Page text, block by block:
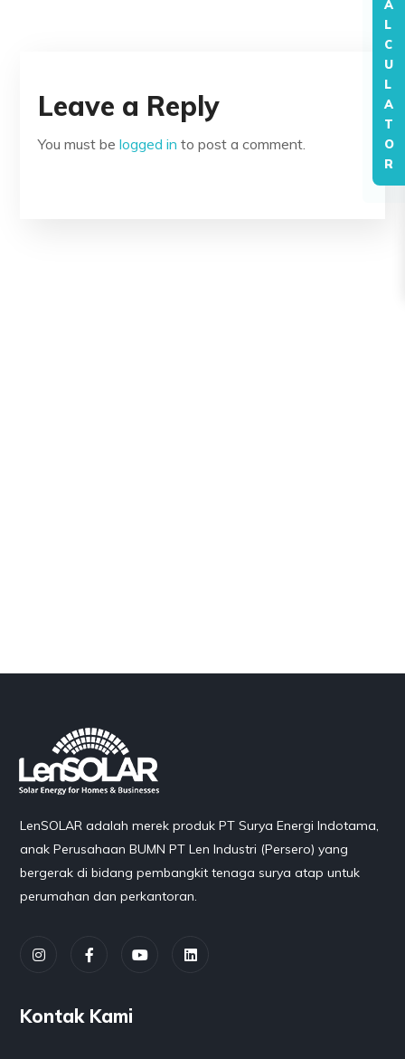
Leave a Reply
You must belogged in to post a comment.
LenSOLAR adalah merek produk PT Surya Energi Indotama,
anak Perusahaan BUMN PT Len Industri (Persero) yang
bergerak di bidang pembangkit tenaga surya atap untuk
perumahan dan perkantoran.
Kontak Kami
A
L
C
U
L
A
T
O
R